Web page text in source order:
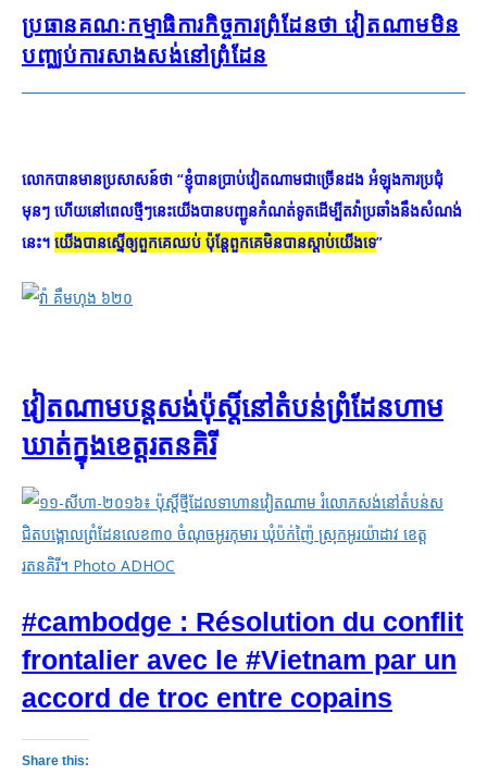
ប្រធាន​​​គណៈកម្មាធិការ​​​កិច្ចការ​​​ព្រំដែន​​​ថា វៀតណាម​​​មិន​​​
បញ្ឈប់​​​ការ​​​សាងសង់​​​នៅ​​​ព្រំដែន
លោកបានមានប្រសាសន៍ថា “ខ្ញុំបានប្រាប់វៀតណាមជាច្រើនដង អំឡុងការប្រជុំ
មុនៗ ហើយនៅពេលថ្មីៗនេះយើងបានបញ្ជូនកំណត់ទូតដើម្បីតវ៉ាប្រឆាំងនឹងសំណង់
នេះ។ យើងបានស្នើឲ្យពួកគេឈប់ ប៉ុន្តែពួកគេមិនបានស្តាប់យើងទេ”
វៀតណាម​បន្ត​សង់​ប៉ុស្តិ៍​នៅ​តំបន់​ព្រំដែន​ហាម
ឃាត់​ក្នុង​ខេត្ត​រតនគិរី
#cambodge : Résolution du conflit
frontalier avec le #Vietnam par un
accord de troc entre copains
Share this: